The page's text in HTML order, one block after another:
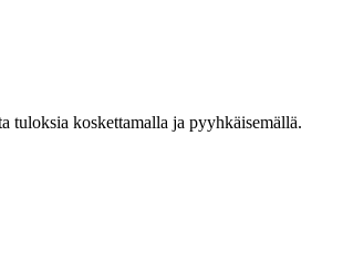
tuloksia koskettamalla ja pyyhkäisemällä.